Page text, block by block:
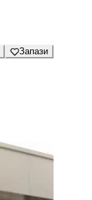
Запази